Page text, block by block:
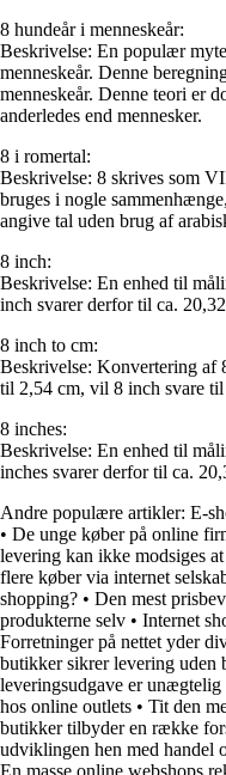
8 hundeår i menneskeår:
Beskrivelse: En populær
menneskeår. Denne
menneskeår. Denne teori er
anderledes end mennesker.
8 i romertal:
Beskrivelse: 8 skrives som
bruges i nogle
angive tal uden brug af
8 inch:
Beskrivelse: En enhed til
inch svarer derfor til ca.
8 inch to cm:
Beskrivelse: Konvertering af
til 2,54 cm, vil 8 inch svare til
8 inches:
Beskrivelse: En enhed til
inches svarer derfor til ca.
Andre populære artikler: E-
• De unge køber på online
levering kan ikke modsiges
flere køber via internet
shopping? • Den mest
produkterne selv • Internet
Forretninger på nettet yder
butikker sikrer levering uden
leveringsudgave er unægtelig
hos online outlets • Tit den
butikker tilbyder en række
udviklingen hen med handel
En masse online webshops